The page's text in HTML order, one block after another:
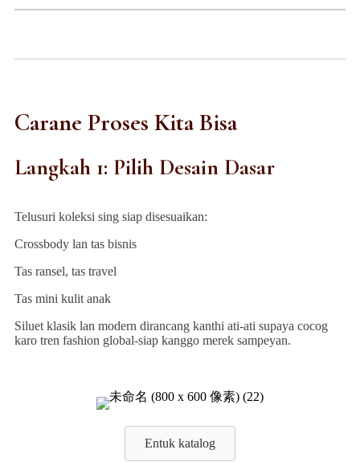
Carane Proses Kita Bisa
Langkah 1: Pilih Desain Dasar
Telusuri koleksi sing siap disesuaikan:
Crossbody lan tas bisnis
Tas ransel, tas travel
Tas mini kulit anak
Siluet klasik lan modern dirancang kanthi ati-ati supaya cocog
karo tren fashion global-siap kanggo merek sampeyan.
Entuk katalog